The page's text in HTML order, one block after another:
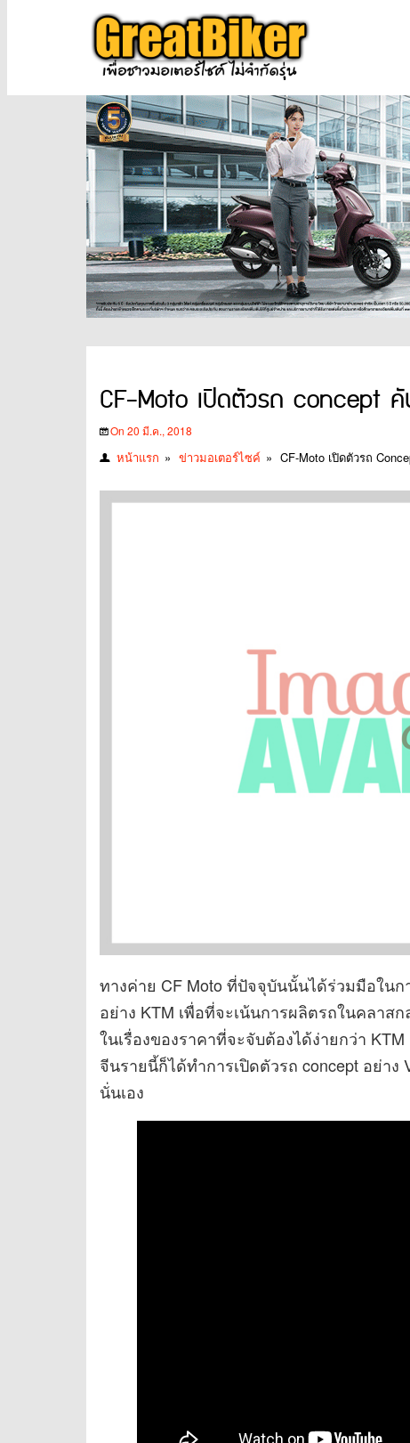
CF-Moto เปิดตัวรถ concept
On 20 มี.ค., 2018
หน้าแรก » ข่าวมอเตอร์ไซค์ » CF-Moto เปิดตัวรถ
ทางค่าย CF Moto ที่ปัจจุบันนั้นได้ร่วมมือใน
อย่าง KTM เพื่อที่จะเน้นการผลิตรถในคลาส
ในเรื่องของราคาที่จะจับต้องได้ง่ายกว่า
จีนรายนี้ก็ได้ทำการเปิดตัวรถ concept อย่าง
นั่นเอง